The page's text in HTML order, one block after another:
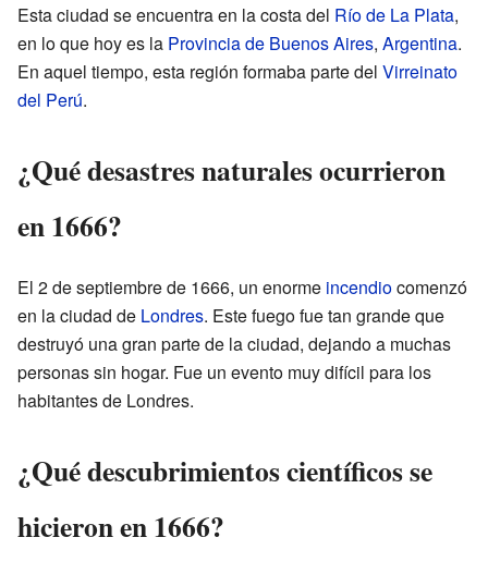
Esta ciudad se encuentra en la costa del Río de La Plata,
en lo que hoy es la Provincia de Buenos Aires, Argentina.
En aquel tiempo, esta región formaba parte del Virreinato
del Perú.
¿Qué desastres naturales ocurrieron
en 1666?
El 2 de septiembre de 1666, un enorme incendiocomenzó
en la ciudad de Londres. Este fuego fue tan grande que
destruyó una gran parte de la ciudad, dejando a muchas
personas sin hogar. Fue un evento muy difícil para los
habitantes de Londres.
¿Qué descubrimientos científicos se
hicieron en 1666?